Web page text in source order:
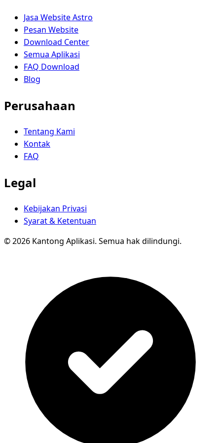
Jasa Website Astro
Pesan Website
Download Center
Semua Aplikasi
FAQ Download
Blog
Perusahaan
Tentang Kami
Kontak
FAQ
Legal
Kebijakan Privasi
Syarat & Ketentuan
© 2026 Kantong Aplikasi. Semua hak dilindungi.